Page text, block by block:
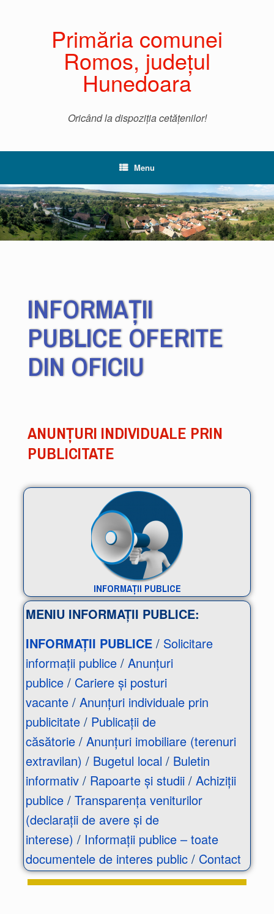
Primăria comunei
Romos, județul
Hunedoara
Oricând la dispoziția cetățenilor!
Menu
INFORMAȚII
PUBLICE OFERITE
DIN OFICIU
ANUNȚURI INDIVIDUALE PRIN
PUBLICITATE
INFORMAȚII PUBLICE
MENIU INFORMAȚII PUBLICE:
INFORMAȚII PUBLICE / Solicitare
informații publice / Anunțuri
publice / Cariere și posturi
vacante / Anunțuri individuale prin
publicitate / Publicații de
căsătorie / Anunțuri imobiliare (terenuri
extravilan) / Bugetul local / Buletin
informativ / Rapoarte și studii / Achiziții
publice / Transparența veniturilor
(declarații de avere și de
interese) / Informații publice – toate
documentele de interes public / Contact